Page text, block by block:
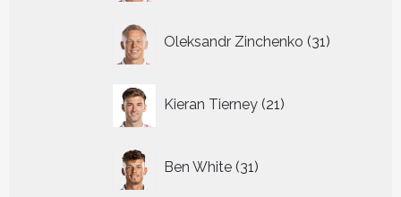
Oleksandr Zinchenko 31
producten
Kieran Tierney 21
producten
Ben White 31
producten